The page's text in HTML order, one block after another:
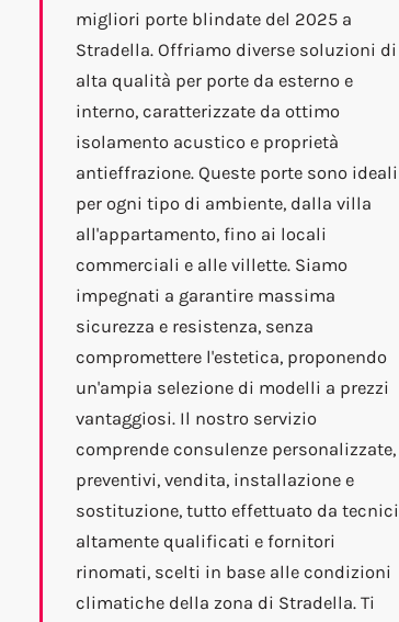
migliori porte blindate del 2025 a
Stradella. Offriamo diverse soluzioni di
alta qualità per porte da esterno e
interno, caratterizzate da ottimo
isolamento acustico e proprietà
antieffrazione. Queste porte sono ideali
per ogni tipo di ambiente, dalla villa
all'appartamento, fino ai locali
commerciali e alle villette. Siamo
impegnati a garantire massima
sicurezza e resistenza, senza
compromettere l'estetica, proponendo
un'ampia selezione di modelli a prezzi
vantaggiosi. Il nostro servizio
comprende consulenze personalizzate,
preventivi, vendita, installazione e
sostituzione, tutto effettuato da tecnici
altamente qualificati e fornitori
rinomati, scelti in base alle condizioni
climatiche della zona di Stradella. Ti